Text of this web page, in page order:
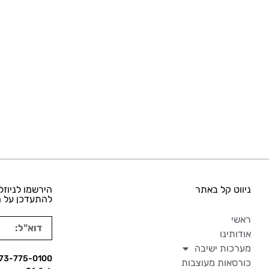
ניווט קל באתר
ראשי
אודותינו
מערכות ישיבה
כורסאות מעוצבות
הירשמו
להתעדכן על
775-0100